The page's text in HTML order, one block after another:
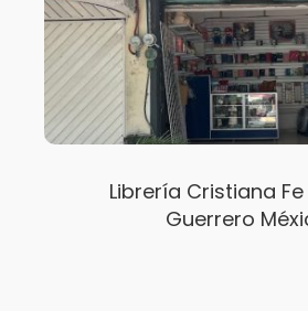
Librería Cristiana
Guerrero